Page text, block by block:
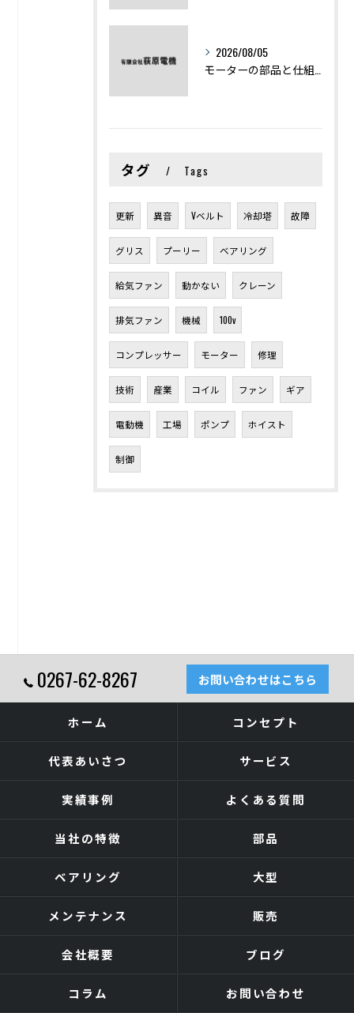
2026/08/05
タグ Tags
更新 異音 Vベルト 冷却塔 故障
グリス プーリー ベアリング
給気ファン 動かない クレーン
排気ファン 機械 100v
コンプレッサー モーター 修理
技術 産業 コイル ファン ギア
電動機 工場 ポンプ ホイスト
制御
0267-62-8267 お問い合わせはこちら
ホーム コンセプト
代表あいさつ サービス
実績事例 よくある質問
当社の特徴 部品
ベアリング 大型
メンテナンス 販売
会社概要 ブログ
コラム お問い合わせ